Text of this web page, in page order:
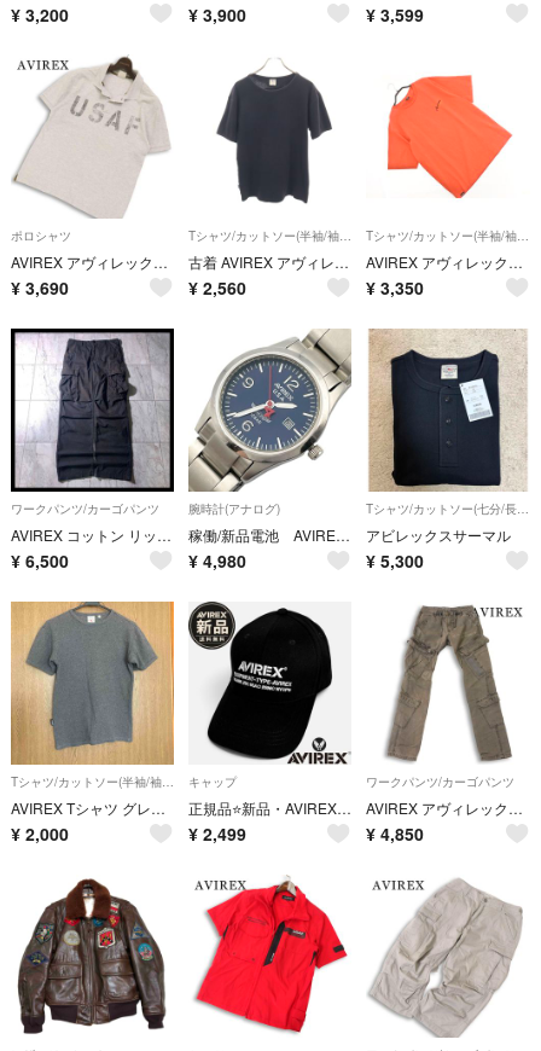
¥ 3,200 ¥ 3,900 ¥ 3,599
ポロシャツ
AVIREX アヴィレックス 春夏★ 半袖 鹿の子 英字 かすれプリント ポロシャツ Sz.M メンズ グレー
¥ 3,690
古着 AVIREX アヴィレックス 半袖 Tシャツ XL ブラック 無地 メンズ
¥ 2,560
AVIREX アヴィレックス バック刺繍 Tシャツ sizeL/オレンジ ■◆ メンズ
¥ 3,350
ワークパンツ/カーゴパンツ
AVIREX コットン リップストップ ファティーグ カーゴパンツ 黒 迷彩 L
¥ 6,500
腕時計(アナログ)
稼働/新品電池 AVIREX アヴィレックス 腕時計 クォーツ AX-013B ミリタリー アナログ ネイビー文字盤 【p13】
¥ 4,980
Tシャツ/カットソー(七分/長袖)
アビレックスサーマル
¥ 5,300
Tシャツ/カットソー(半袖/袖なし)
AVIREX Tシャツ グレー リブ S y2k 短丈
¥ 2,000
キャップ
正規品⭐新品・AVIREX・アヴィレックスロゴ刺繍ベースボールキャップ・帽子 ①
¥ 2,499
ワークパンツ/カーゴパンツ
AVIREX アヴィレックス 通年★ ヴィンテージ加工 USED加工 ジップ プリント ミリタリー カーゴ パンツ Sz.M メンズ
¥ 4,850